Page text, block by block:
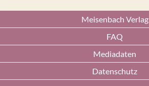
Meisenbach Verlag
FAQ
Mediadaten
Datenschutz